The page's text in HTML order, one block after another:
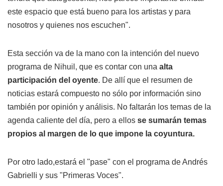
este espacio que está bueno para los artistas y para
nosotros y quienes nos escuchen".
Esta sección va de la mano con la intención del nuevo
programa de Nihuil, que es contar con una alta
participación del oyente. De allí que el resumen de
noticias estará compuesto no sólo por información sino
también por opinión y análisis. No faltarán los temas de la
agenda caliente del día, pero a ellos se sumarán temas
propios al margen de lo que impone la coyuntura.
Por otro lado,estará el "pase" con el programa de Andrés
Gabrielli y sus "Primeras Voces".